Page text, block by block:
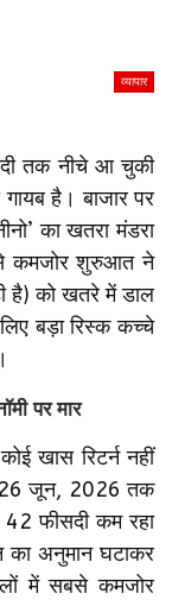
व्यापार
तक नीचे आ चुकी
है। बाजार पर
का खतरा मंडरा
कमजोर शुरुआत ने
है) को खतरे में डाल
बड़ा रिस्क कच्चे
पर मार
खास रिटर्न नहीं
26 जून, 2026 तक
फीसदी कम रहा
का अनुमान घटाकर
में सबसे कमजोर